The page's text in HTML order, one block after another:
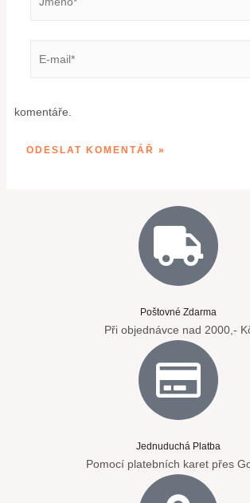
komentáře.
Poštovné Zdarma
Při objednávce nad 2000,-
Jednuduchá Platba
Pomocí platebních karet přes